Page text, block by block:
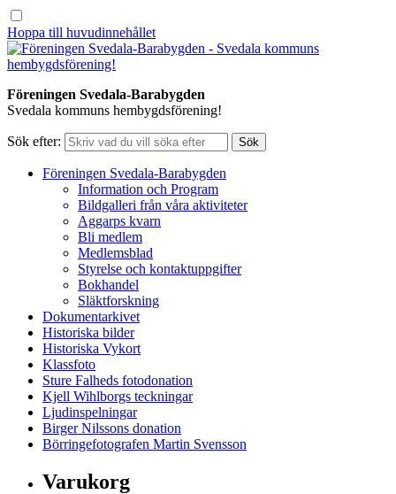
Hoppa till huvudinnehållet
Föreningen Svedala-Barabygden
Svedala kommuns hembygdsförening!
Sök efter:
Föreningen Svedala-Barabygden
Information och Program
Bildgalleri från våra aktiviteter
Aggarps kvarn
Bli medlem
Medlemsblad
Styrelse och kontaktuppgifter
Bokhandel
Släktforskning
Dokumentarkivet
Historiska bilder
Historiska Vykort
Klassfoto
Sture Falheds fotodonation
Kjell Wihlborgs teckningar
Ljudinspelningar
Birger Nilssons donation
Börringefotografen Martin Svensson
Varukorg